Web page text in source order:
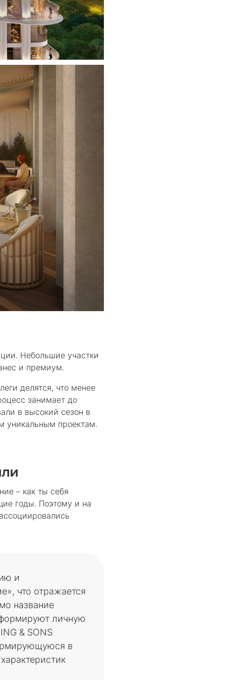
Небольшие участки
и премиум.
делятся, что менее
занимает до
в высокий сезон в
уникальным проектам.
– как ты себя
годы. Поэтому и на
и
что отражается
название
личную
& SONS
в